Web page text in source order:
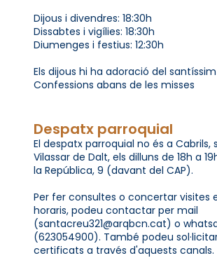
Dijous i divendres: 18:30h
Dissabtes i vigílies: 18:30h
Diumenges i festius: 12:30h
Els dijous hi ha adoració del santíssim
Confessions abans de les misses
Despatx parroquial
El despatx parroquial no és a Cabrils,
Vilassar de Dalt, els dilluns de 18h a
la República, 9 (davant del CAP).
Per fer consultes o concertar visites
horaris, podeu contactar per mail
(santacreu321@arqbcn.cat) o
(623054900). També podeu
certificats a través d'aquests canals.